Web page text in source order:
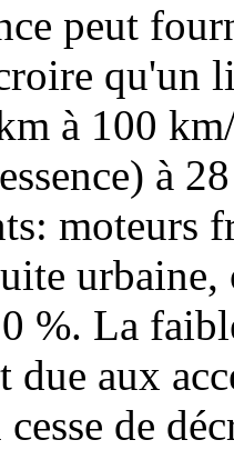
peut
qu'un
à 100
à
moteurs
%. La
due aux
de